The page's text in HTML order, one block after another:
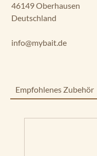
46149 Oberhausen
Deutschland
info@mybait.de
Empfohlenes Zubehör